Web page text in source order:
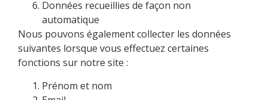
Données recueillies de façon non
automatique
Nous pouvons également collecter les données
suivantes lorsque vous effectuez certaines
fonctions sur notre site :
Prénom et nom